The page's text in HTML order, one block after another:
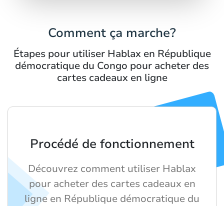
Comment ça marche?
Étapes pour utiliser Hablax en République
démocratique du Congo pour acheter des
cartes cadeaux en ligne
Procédé de fonctionnement
Découvrez comment utiliser Hablax
pour acheter des cartes cadeaux en
ligne en République démocratique du